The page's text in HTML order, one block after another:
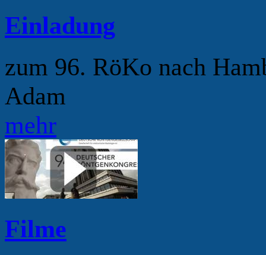
Einladung
zum 96. RöKo nach
Adam
mehr
Filme